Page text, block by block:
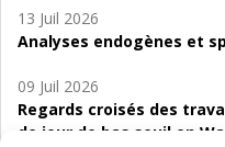
13 Juil 2026
Analyses endogènes et
09 Juil 2026
Regards croisés des
de jour de bas seuil en